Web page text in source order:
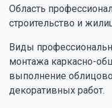
Область
строительство и
Виды
монтажа каркасно-
выполнение
декоративных работ.